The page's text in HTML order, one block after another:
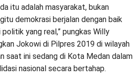
itu adalah masyarakat, bukan
demokrasi berjalan dengan baik
yang real,” pungkas Willy
Jokowi di Pilpres 2019 di wilayah
saat ini sedang di Kota Medan dalam
nasional secara bertahap.